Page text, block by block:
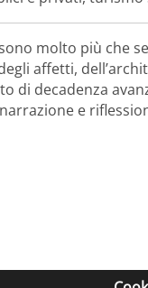
molto più che
affetti,
di decadenza
e